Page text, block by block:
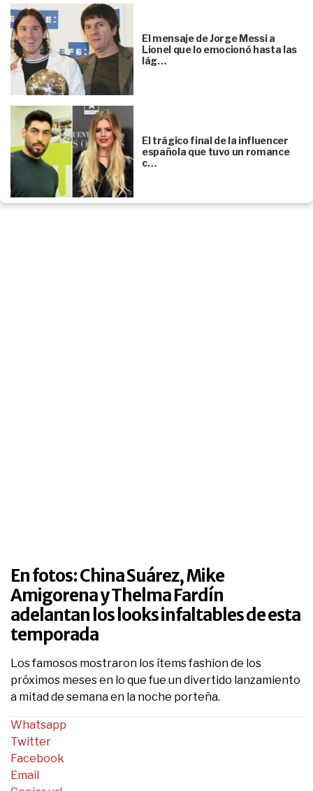
El mensaje de Jorge Messi a
Lionel que lo emocionó hasta las
lág…
El trágico final de la influencer
española que tuvo un romance
c…
En fotos: China Suárez, Mike
Amigorena y Thelma Fardín
adelantan los looks infaltables de esta
temporada
Los famosos mostraron los ítems fashion de los
próximos meses en lo que fue un divertido lanzamiento
a mitad de semana en la noche porteña.
Whatsapp
Twitter
Facebook
Email